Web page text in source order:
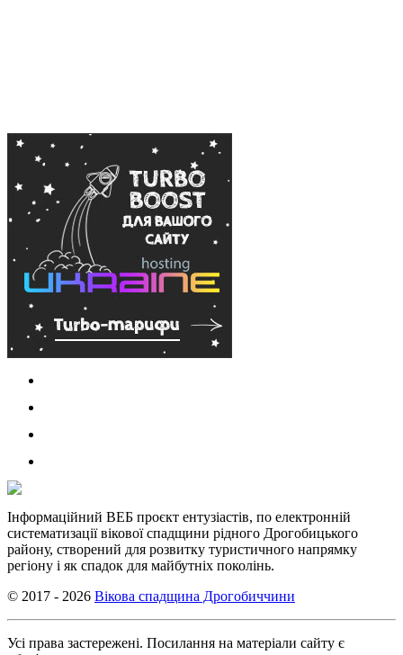
Інформаційний ВЕБ проєкт ентузіастів, по електронній
систематизації вікової спадщини рідного Дрогобицького
району, створений для розвитку туристичного напрямку
регіону і як спадок для майбутніх поколінь.
© 2017 - 2026 Вікова спадщина Дрогобиччини
Усі права застережені. Посилання на матеріали сайту є